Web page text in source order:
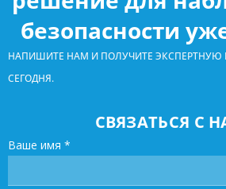
безопасности
НАПИШИТЕ НАМ И ПОЛУЧИТЕ ЭКСПЕРТНУЮ
СЕГОДНЯ.
СВЯЗАТЬСЯ С
Ваше имя *